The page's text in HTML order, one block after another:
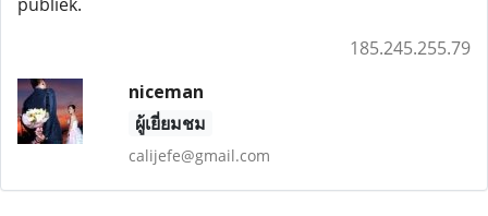
185.245.255.79
niceman
ผู้เยี่ยมชม
calijefe@gmail.com